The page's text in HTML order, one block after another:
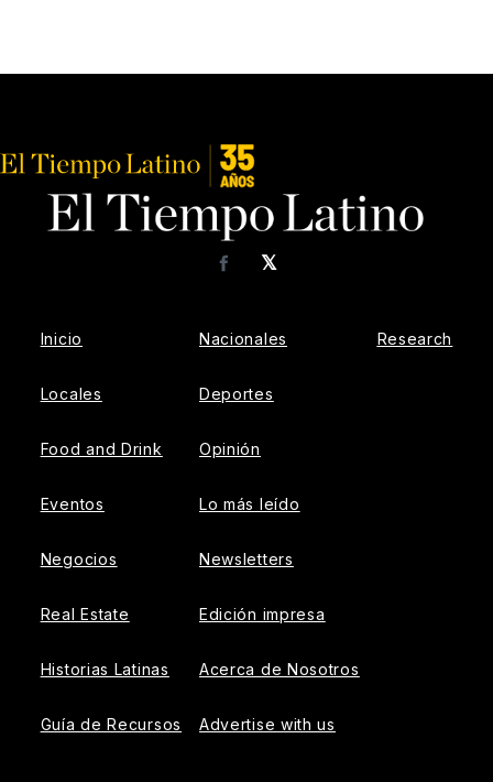
𝕏
Facebook
Inicio
Locales
Food and Drink
Eventos
Negocios
Real Estate
Historias Latinas
Guía de Recursos
Nacionales
Deportes
Opinión
Lo más leído
Newsletters
Edición impresa
Acerca de Nosotros
Advertise with us
Research